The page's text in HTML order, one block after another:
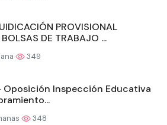
PROVISIONAL
DE TRABAJO ...
349
Oposición Inspección Educativa
348